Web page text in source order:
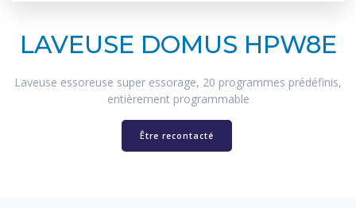
LAVEUSE DOMUS HPW8E
Laveuse essoreuse super essorage, 20 programmes prédéfinis,
entièrement programmable
Être recontacté